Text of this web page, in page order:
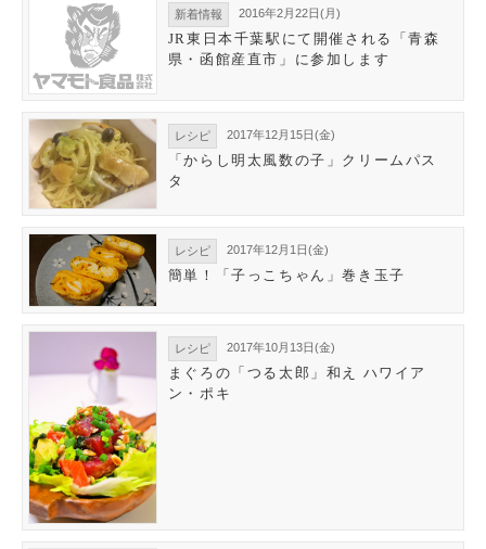
新着情報 2016年2月22日(月)
JR東日本千葉駅にて開催される「青森
県・函館産直市」に参加します
レシピ 2017年12月15日(金)
「からし明太風数の子」クリームパス
タ
レシピ 2017年12月1日(金)
簡単！「子っこちゃん」巻き玉子
レシピ 2017年10月13日(金)
まぐろの「つる太郎」和え ハワイア
ン・ポキ